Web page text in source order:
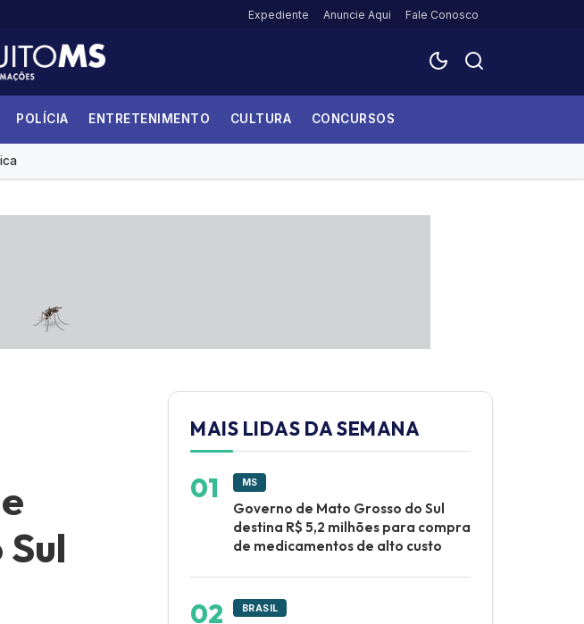
Expediente Anuncie Aqui Fale Conosco
POLÍCIA ENTRETENIMENTO CULTURA CONCURSOS
medicamentos de alto custo
MAIS LIDAS DA SEMANA
MS
Governo de Mato Grosso do Sul
destina R$ 5,2 milhões para compra
de medicamentos de alto custo
BRASIL